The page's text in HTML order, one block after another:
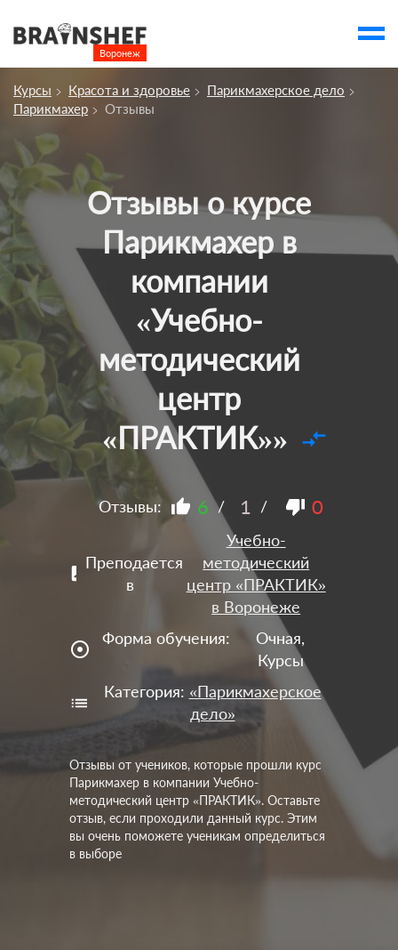
Воронеж
Посмотреть по России
Выбор компании
Сбросить компанию
О компании
Курсы
Профессии
Отзывы
Контакты
Вузы
Курсы Красота и здоровье
Парикмахерское дело
Парикмахер
Отзывы
Отзывы о курсе
Парикмахер в
компании
«Учебно-
методический
центр
«ПРАКТИК»» compare_arrows
Преподается
в
Учебно-
методический
центр «ПРАКТИК»
в Воронеже
adjust
Форма обучения:
Очная,
Курсы
Категория: «Парикмахерское
дело»
Отзывы: 6 / 1 / 0
Отзывы от учеников, которые прошли курс
Парикмахер в компании Учебно-
методический центр «ПРАКТИК». Оставьте
отзыв, если проходили данный курс. Этим
вы очень поможете ученикам определиться
в выборе